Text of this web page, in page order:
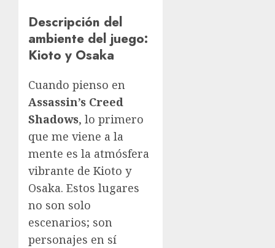
Descripción del
ambiente del juego:
Kioto y Osaka
Cuando pienso en
Assassin’s Creed
Shadows, lo primero
que me viene a la
mente es la atmósfera
vibrante de Kioto y
Osaka. Estos lugares
no son solo
escenarios; son
personajes en sí